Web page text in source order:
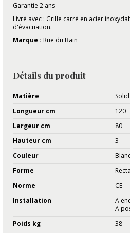
Garantie 2 ans
Livré avec : Grille carré en acier
d'évacuation.
Marque : Rue du Bain
Détails du produit
Matière
Longueur cm
120
Largeur cm
80
Hauteur cm
3
Couleur
Forme
Norme
CE
Installation
A
A
Poids kg
38